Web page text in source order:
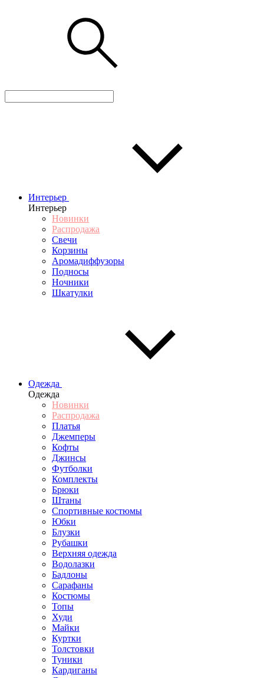
Интерьер
Интерьер
Новинки
Распродажа
Свечи
Корзины
Аромадиффузоры
Подносы
Ночники
Шкатулки
Одежда
Одежда
Новинки
Распродажа
Платья
Джемперы
Кофты
Джинсы
Футболки
Комплекты
Брюки
Штаны
Спортивные костюмы
Юбки
Блузки
Рубашки
Верхняя одежда
Водолазки
Бадлоны
Сарафаны
Костюмы
Топы
Худи
Майки
Куртки
Толстовки
Туники
Кардиганы